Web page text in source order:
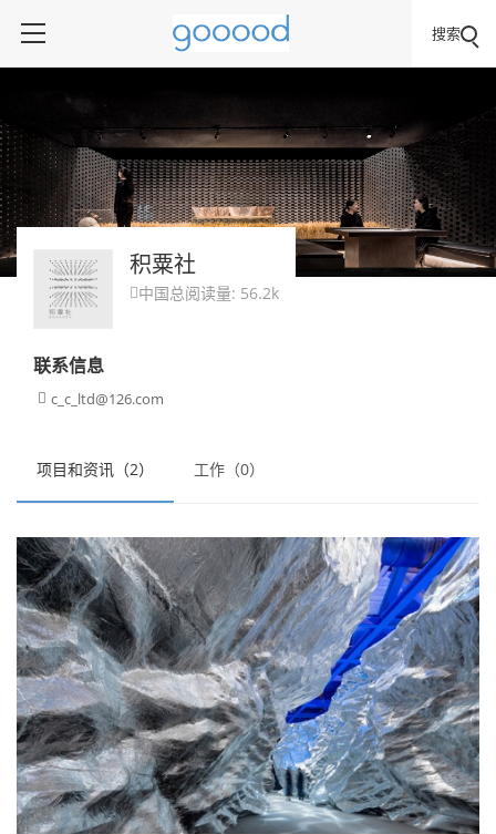
搜索
项目和资讯（2） 工作（0）
积粟社
 中国总阅读量: 56.2k
联系信息
 c_c_ltd@126.com